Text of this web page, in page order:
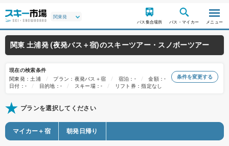
バス集合場所 バス・マイカー メニュー
関東 土浦発 (夜発バス＋宿)のスキーツアー・スノボーツアー
現在の検索条件
関東発：土浦
プラン：夜発バス＋宿 宿泊：-
金額：-
日付：-
目的地：- スキー場：- リフト券：指定なし
条件を変更する
プランを選択してください
マイカー＋宿 朝発日帰り